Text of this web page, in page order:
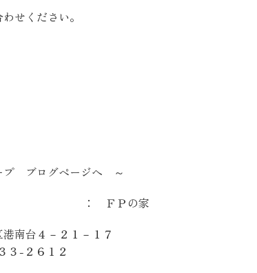
せください。
プ ブログページへ ～
ＦＰの家
南台４－２１－１７
３-２６１２